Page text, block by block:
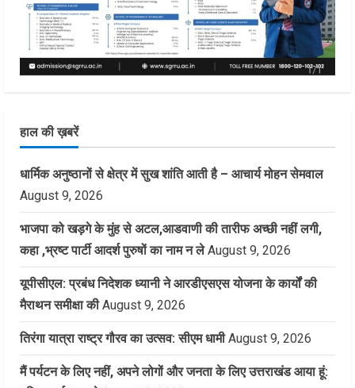
हाल की ख़बरें
धार्मिक अनुष्ठानों से क्षेत्र में सुख शांति आती है – आचार्य मोहन सेमवाल
August 9, 2026
भाजपा को खड़गे के मुंह से अटल,आडवाणी की तारीफ अच्छी नहीं लगी,
कहा ,भ्रष्ट पार्टी आदर्श पुरुषों का नाम न ले August 9, 2026
यूपीसीएल: प्रबंध निदेशक ध्यानी ने आरडीएसएस योजना के कार्यों की
मैराथन समीक्षा की August 9, 2026
तिरंगा यात्रा राष्ट्र गौरव का उत्सव: सीएम धामी August 9, 2026
मैं पर्यटन के लिए नहीं, अपने लोगों और जनता के लिए उत्तराखंड आया हूं: